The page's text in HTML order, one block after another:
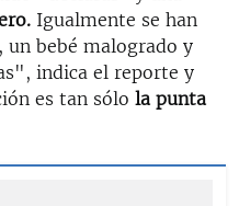
Igualmente se han
, un bebé malogrado y
indica el reporte y
es tan sólo la punta